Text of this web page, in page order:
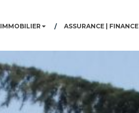
IMMOBILIER ASSURANCE | FINANCE